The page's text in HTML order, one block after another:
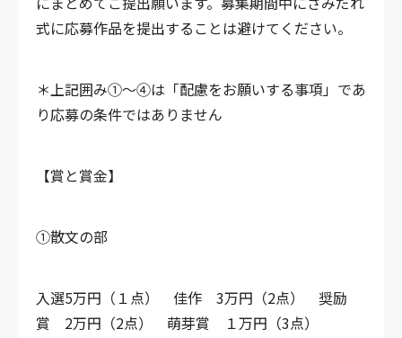
式に応募作品を提出することは避けてください。
＊上記囲み①～④は「配慮をお願いする事項」であ
り応募の条件ではありません
【賞と賞金】
①散文の部
入選5万円（１点） 佳作 3万円（2点） 奨励
賞 2万円（2点） 萌芽賞 １万円（3点）